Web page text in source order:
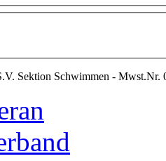
Sektion Schwimmen - Mwst.Nr.